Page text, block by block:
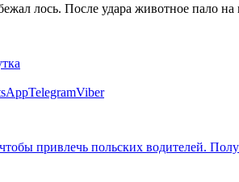
лось. После удара животное пало
TelegramViber
привлечь польских водителей.